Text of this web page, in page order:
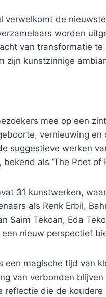
de
worden
van transformatie
zijn kunstzinnige
mee op een
vernieuwing
suggestieve werken
als ‘The Poet of
31 kunstwerken,
als Renk Erbil,
Saim Tekcan, Eda
nieuw perspectief
een magische tijd van
van verbonden
die de koudere